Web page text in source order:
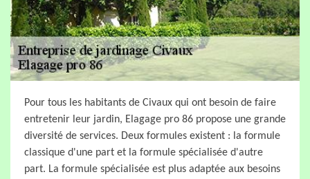
Pour tous les habitants de Civaux qui ont besoin de faire
entretenir leur jardin, Elagage pro 86 propose une grande
diversité de services. Deux formules existent : la formule
classique d'une part et la formule spécialisée d'autre
part. La formule spécialisée est plus adaptée aux besoins